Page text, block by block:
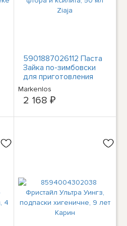
5901887026112 Паста
Зайка по-зимбовски
для приготовления
блюд без фтора и
ксилита, 50 мл Ziaja
Markenlos
2 168 ₽